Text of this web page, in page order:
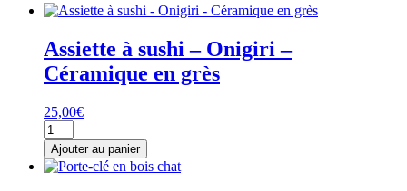
Assiette à sushi – Onigiri –
Céramique en grès
25,00€
quantité
de
Assiette
à
Ajouter au panier